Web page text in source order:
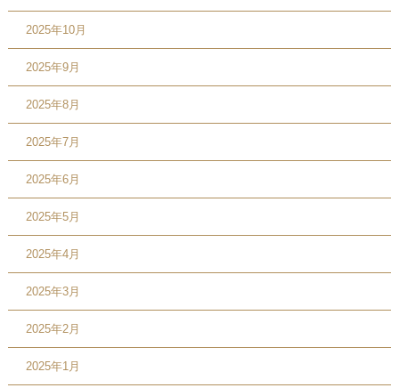
2025年10月
2025年9月
2025年8月
2025年7月
2025年6月
2025年5月
2025年4月
2025年3月
2025年2月
2025年1月